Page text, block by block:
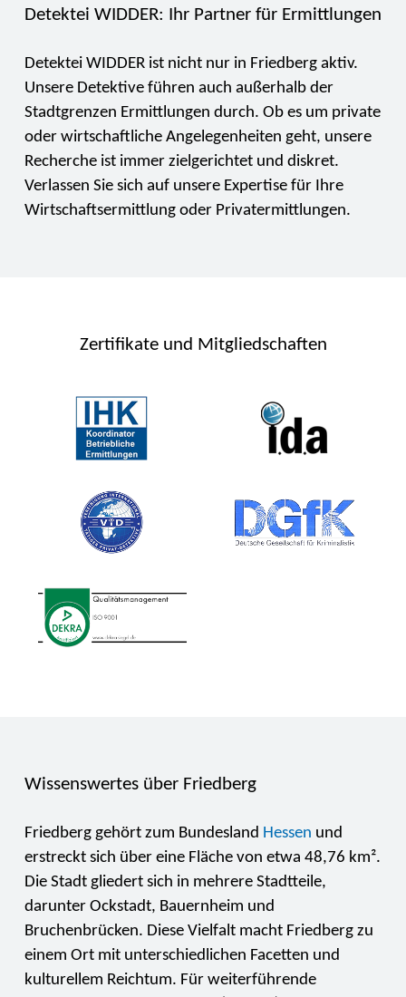
Detektei WIDDER: Ihr Partner für Ermittlungen
Detektei WIDDER ist nicht nur in Friedberg aktiv.
Unsere Detektive führen auch außerhalb der
Stadtgrenzen Ermittlungen durch. Ob es um private
oder wirtschaftliche Angelegenheiten geht, unsere
Recherche ist immer zielgerichtet und diskret.
Verlassen Sie sich auf unsere Expertise für Ihre
Wirtschaftsermittlung oder Privatermittlungen.
Zertifikate und Mitgliedschaften
Wissenswertes über Friedberg
Friedberg gehört zum Bundesland Hessen und
erstreckt sich über eine Fläche von etwa 48,76 km².
Die Stadt gliedert sich in mehrere Stadtteile,
darunter Ockstadt, Bauernheim und
Bruchenbrücken. Diese Vielfalt macht Friedberg zu
einem Ort mit unterschiedlichen Facetten und
kulturellem Reichtum. Für weiterführende